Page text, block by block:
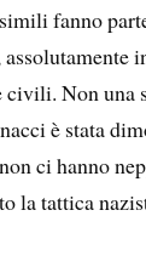
fanno
civili. Non una
è stata
ci hanno
la tattica